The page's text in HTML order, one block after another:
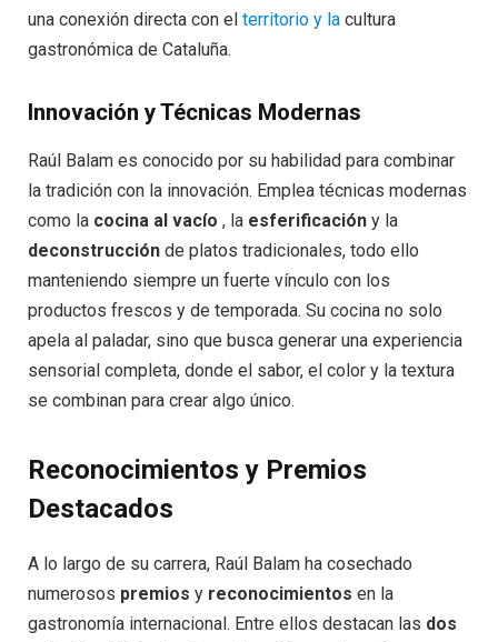
una conexión directa con el territorio y la cultura
gastronómica de Cataluña.
Innovación y Técnicas Modernas
Raúl Balam es conocido por su habilidad para combinar
la tradición con la innovación. Emplea técnicas modernas
como la cocina al vacío , la esferificación y la
deconstrucción de platos tradicionales, todo ello
manteniendo siempre un fuerte vínculo con los
productos frescos y de temporada. Su cocina no solo
apela al paladar, sino que busca generar una experiencia
sensorial completa, donde el sabor, el color y la textura
se combinan para crear algo único.
Reconocimientos y Premios
Destacados
A lo largo de su carrera, Raúl Balam ha cosechado
numerosos premios y reconocimientos en la
gastronomía internacional. Entre ellos destacan las dos